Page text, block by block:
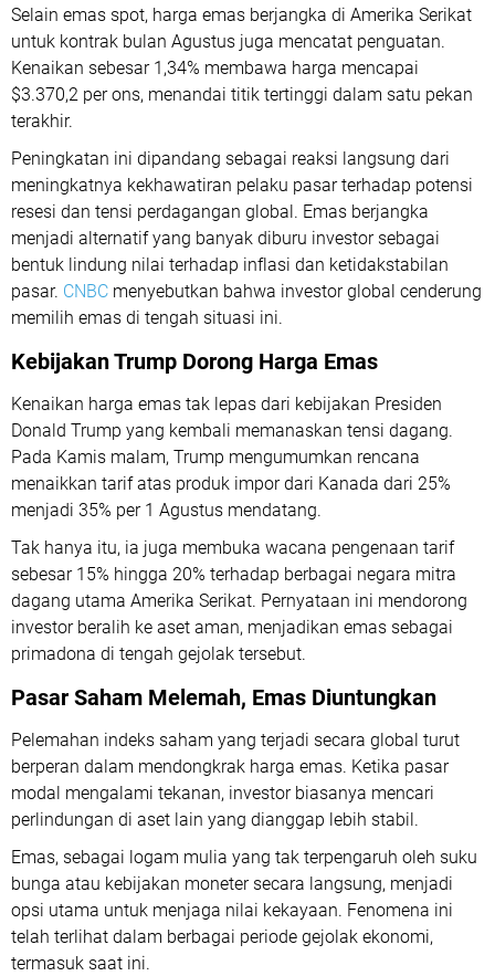
Selain emas spot, harga emas berjangka di Amerika Serikat
untuk kontrak bulan Agustus juga mencatat penguatan.
Kenaikan sebesar 1,34% membawa harga mencapai
$3.370,2 per ons, menandai titik tertinggi dalam satu pekan
terakhir.
Peningkatan ini dipandang sebagai reaksi langsung dari
meningkatnya kekhawatiran pelaku pasar terhadap potensi
resesi dan tensi perdagangan global. Emas berjangka
menjadi alternatif yang banyak diburu investor sebagai
bentuk lindung nilai terhadap inflasi dan ketidakstabilan
pasar. CNBC menyebutkan bahwa investor global cenderung
memilih emas di tengah situasi ini.
Kebijakan Trump Dorong Harga Emas
Kenaikan harga emas tak lepas dari kebijakan Presiden
Donald Trump yang kembali memanaskan tensi dagang.
Pada Kamis malam, Trump mengumumkan rencana
menaikkan tarif atas produk impor dari Kanada dari 25%
menjadi 35% per 1 Agustus mendatang.
Tak hanya itu, ia juga membuka wacana pengenaan tarif
sebesar 15% hingga 20% terhadap berbagai negara mitra
dagang utama Amerika Serikat. Pernyataan ini mendorong
investor beralih ke aset aman, menjadikan emas sebagai
primadona di tengah gejolak tersebut.
Pasar Saham Melemah, Emas Diuntungkan
Pelemahan indeks saham yang terjadi secara global turut
berperan dalam mendongkrak harga emas. Ketika pasar
modal mengalami tekanan, investor biasanya mencari
perlindungan di aset lain yang dianggap lebih stabil.
Emas, sebagai logam mulia yang tak terpengaruh oleh suku
bunga atau kebijakan moneter secara langsung, menjadi
opsi utama untuk menjaga nilai kekayaan. Fenomena ini
telah terlihat dalam berbagai periode gejolak ekonomi,
termasuk saat ini.